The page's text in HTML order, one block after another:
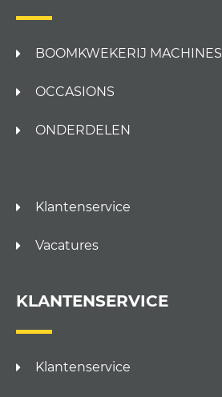
BOOMKWEKERIJ MACHINES
OCCASIONS
ONDERDELEN
Klantenservice
Vacatures
KLANTENSERVICE
Klantenservice